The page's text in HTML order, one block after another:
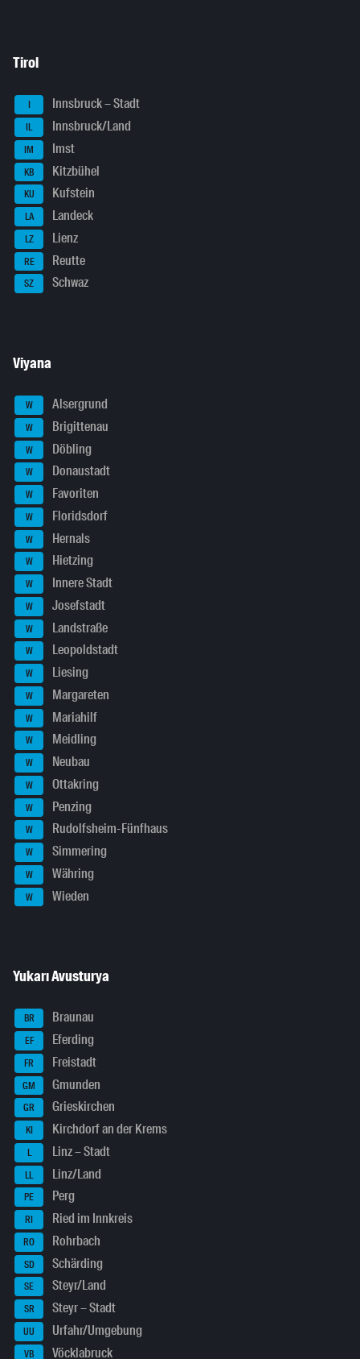
Tirol
I Innsbruck – Stadt
IL Innsbruck/Land
IM Imst
KB Kitzbühel
KU Kufstein
LA Landeck
LZ Lienz
RE Reutte
SZ Schwaz
Viyana
W Alsergrund
W Brigittenau
W Döbling
W Donaustadt
W Favoriten
W Floridsdorf
W Hernals
W Hietzing
W Innere Stadt
W Josefstadt
W Landstraße
W Leopoldstadt
W Liesing
W Margareten
W Mariahilf
W Meidling
W Neubau
W Ottakring
W Penzing
W Rudolfsheim-Fünfhaus
W Simmering
W Währing
W Wieden
Yukarı Avusturya
BR Braunau
EF Eferding
FR Freistadt
GM Gmunden
GR Grieskirchen
KI Kirchdorf an der Krems
L Linz – Stadt
LL Linz/Land
PE Perg
RI Ried im Innkreis
RO Rohrbach
SD Schärding
SE Steyr/Land
SR Steyr – Stadt
UU Urfahr/Umgebung
VB Vöcklabruck